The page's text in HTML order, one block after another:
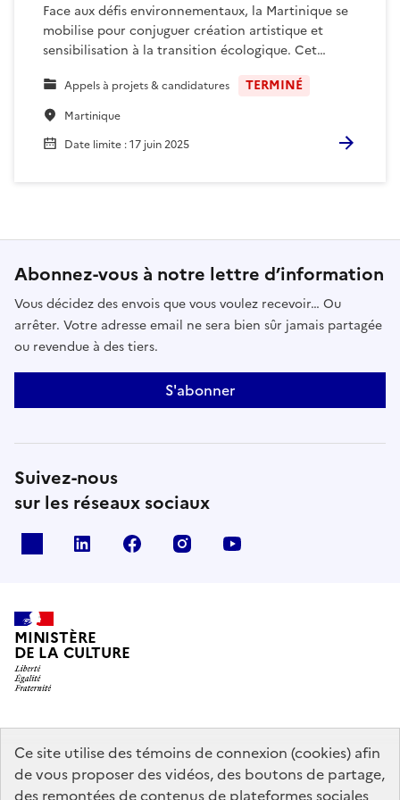
Ce site utilise des témoins de connexion (cookies) afin
de vous proposer des vidéos, des boutons de partage,
des remontées de contenus de plateformes sociales
Face aux défis environnementaux, la Martinique se
mobilise pour conjuguer création artistique et
sensibilisation à la transition écologique. Cet…
Appels à projets & candidatures TERMINÉ
Martinique
Date limite :17 juin 2025
Abonnez-vous à notre lettre d’information
Vous décidez des envois que vous voulez recevoir… Ou
arrêter. Votre adresse email ne sera bien sûr jamais partagée
ou revendue à des tiers.
S'abonner
Suivez-nous
sur les réseaux sociaux
linkedin facebook instagram
MINISTÈRE
DE LA CULTURE
data.gouv.fr legifrance.gouv.fr
info.gouv.fr
service-public.gouv.fr